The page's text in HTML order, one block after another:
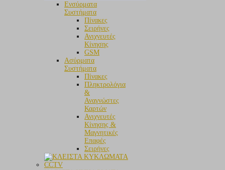
Ενσύρματα
Συστήματα
Πίνακες
Σειρήνες
Ανιχνευτές
Κίνησης
GSM
Aσύρματα
Συστήματα
Πίνακες
Πληκτρολόγια
&
Αναγνώστες
Καρτών
Ανιχνευτές
Κίνησης &
Μαγνητικές
Επαφές
Σειρήνες